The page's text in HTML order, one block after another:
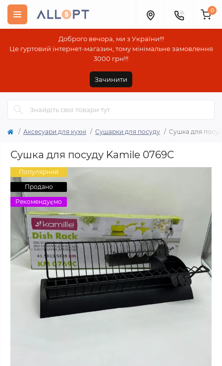
Доброго вечора, ми з України!!!
Це гуртовий інтернет-магазин, тому мінімальне замовлення
3000 грн!!!
Зачинити
0
Аксесуари для кухні Сушарки для посуду Сушка для
Сушка для посуду Kamile 0769С
Популярний
Продано
Рекомендуємо